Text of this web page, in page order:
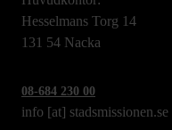
Hesselmans Torg 14
131 54 Nacka
08-684 230 00
info [at] stadsmissionen.se